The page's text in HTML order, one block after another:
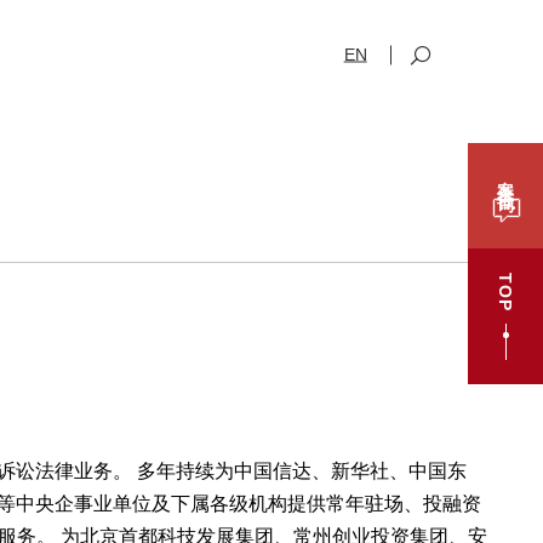
EN
TOP
讼法律业务。 多年持续为中国信达、新华社、中国东
中央企事业单位及下属各级机构提供常年驻场、投融资
务。 为北京首都科技发展集团、常州创业投资集团、安